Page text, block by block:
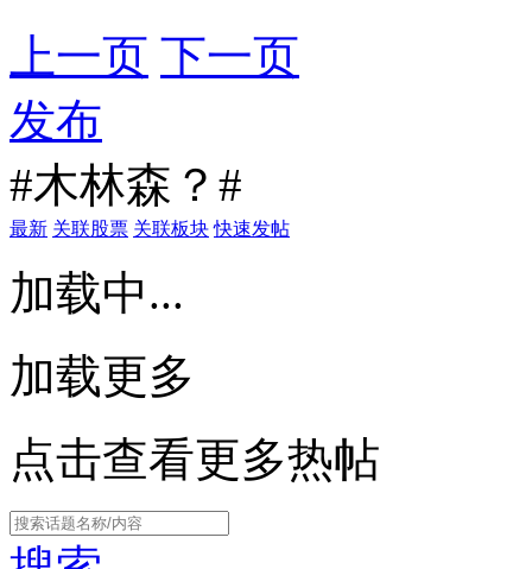
上一页 下一页
发布
#木林森？#
最新 关联股票 关联板块 快速发帖
加载中...
加载更多
点击查看更多热帖